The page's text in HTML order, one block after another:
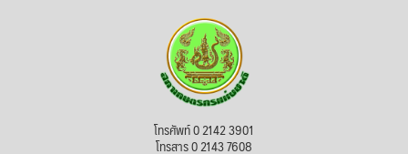
ไม่สามารถดูเนื้อหานี้ได้ในขณะนี้
สภาเกษตรกรแห่งชาติโทรศัพท์ 0 2142 3901
โทรสาร 0 2143 7608